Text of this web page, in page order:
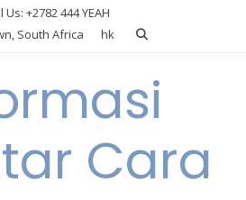
Us: +2782 444 YEAH
South Africa
hk
Cara